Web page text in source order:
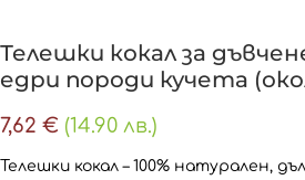
Телешки кокал за
едри породи кучета
7,62 € (14.90 лв.)
Телешки кокал – 100% натурален,